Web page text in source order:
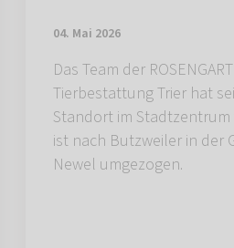
04. Mai 2026
Das Team der
Tierbestattung Trier hat
Standort im
ist nach Butzweiler in der
Newel umgezogen.